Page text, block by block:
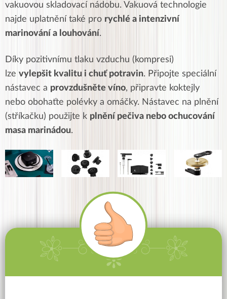
vakuovou skladovací nádobu. Vakuová technologie
najde uplatnění také pro rychlé a intenzivní
marinování a louhování.
Díky pozitivnímu tlaku vzduchu (kompresi)
lze vylepšit kvalitu i chuť potravin. Připojte speciální
nástavec a provzdušněte víno, připravte koktejly
nebo obohaťte polévky a omáčky. Nástavec na plnění
(stříkačku) použijte k plnění pečiva nebo ochucování
masa marinádou.